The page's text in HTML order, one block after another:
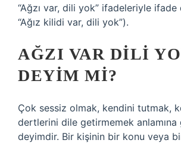
“Ağzı var, dili yok” ifadeleriyle ifade
“Ağız kilidi var, dili yok”).
AĞZI VAR DILI
DEYIM MI?
Çok sessiz olmak, kendini tutmak,
dertlerini dile getirmemek anlamına
deyimdir. Bir kişinin bir konu veya